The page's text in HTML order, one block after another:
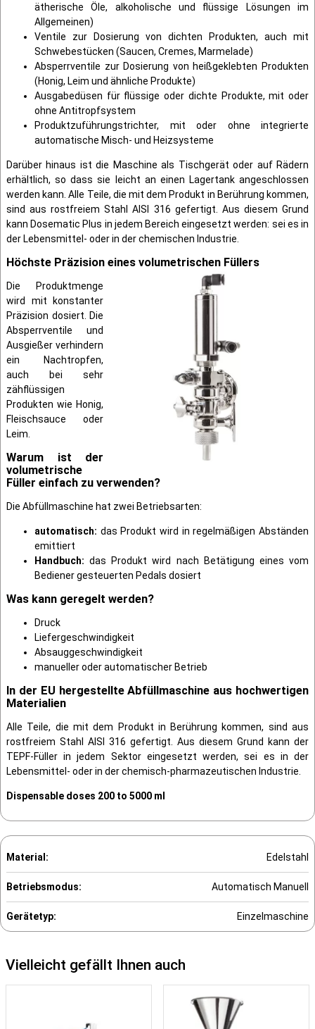
ätherische Öle, alkoholische und flüssige Lösungen im
Allgemeinen)
Ventile zur Dosierung von dichten Produkten, auch mit
Schwebestücken (Saucen, Cremes, Marmelade)
Absperrventile zur Dosierung von heißgeklebten Produkten
(Honig, Leim und ähnliche Produkte)
Ausgabedüsen für flüssige oder dichte Produkte, mit oder
ohne Antitropfsystem
Produktzuführungstrichter, mit oder ohne integrierte
automatische Misch- und Heizsysteme
Darüber hinaus ist die Maschine als Tischgerät oder auf Rädern
erhältlich, so dass sie leicht an einen Lagertank angeschlossen
werden kann. Alle Teile, die mit dem Produkt in Berührung kommen,
sind aus rostfreiem Stahl AISI 316 gefertigt. Aus diesem Grund
kann Dosematic Plus in jedem Bereich eingesetzt werden: sei es in
der Lebensmittel- oder in der chemischen Industrie.
Höchste Präzision eines volumetrischen Füllers
Die Produktmenge
wird mit konstanter
Präzision dosiert. Die
Absperrventile und
Ausgießer verhindern
ein Nachtropfen,
auch bei sehr
zähflüssigen
Produkten wie Honig,
Fleischsauce oder
Leim.
Warum ist der
volumetrische
Füller einfach zu verwenden?
Die Abfüllmaschine hat zwei Betriebsarten:
automatisch: das Produkt wird in regelmäßigen Abständen
emittiert
Handbuch: das Produkt wird nach Betätigung eines vom
Bediener gesteuerten Pedals dosiert
Was kann geregelt werden?
Druck
Liefergeschwindigkeit
Absauggeschwindigkeit
manueller oder automatischer Betrieb
In der EU hergestellte Abfüllmaschine aus hochwertigen
Materialien
Alle Teile, die mit dem Produkt in Berührung kommen, sind aus
rostfreiem Stahl AISI 316 gefertigt. Aus diesem Grund kann der
TEPF-Füller in jedem Sektor eingesetzt werden, sei es in der
Lebensmittel- oder in der chemisch-pharmazeutischen Industrie.
Dispensable doses 200 to 5000 ml
Material: Edelstahl
Betriebsmodus: Automatisch Manuell
Gerätetyp: Einzelmaschine
Vielleicht gefällt Ihnen auch